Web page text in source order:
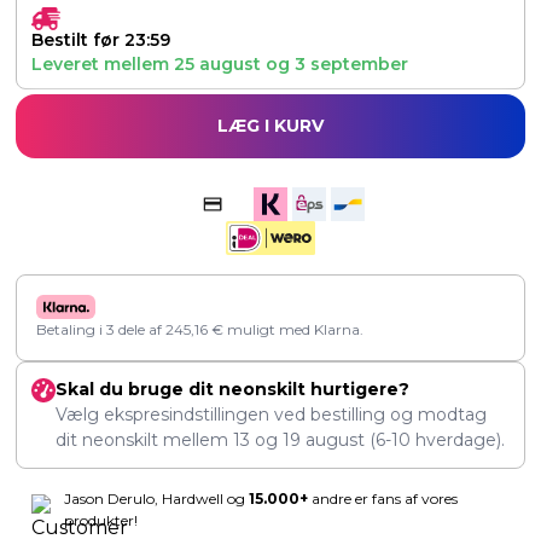
Bestilt før 23:59
Leveret mellem 25 august og 3 september
LÆG I KURV
Betaling i 3 dele af 245,16 € muligt med Klarna.
Skal du bruge dit neonskilt hurtigere?
Vælg ekspresindstillingen ved bestilling og modtag
dit neonskilt mellem 13 og 19 august (6-10 hverdage).
Jason Derulo, Hardwell og 15.000+ andre er fans af vores
produkter!